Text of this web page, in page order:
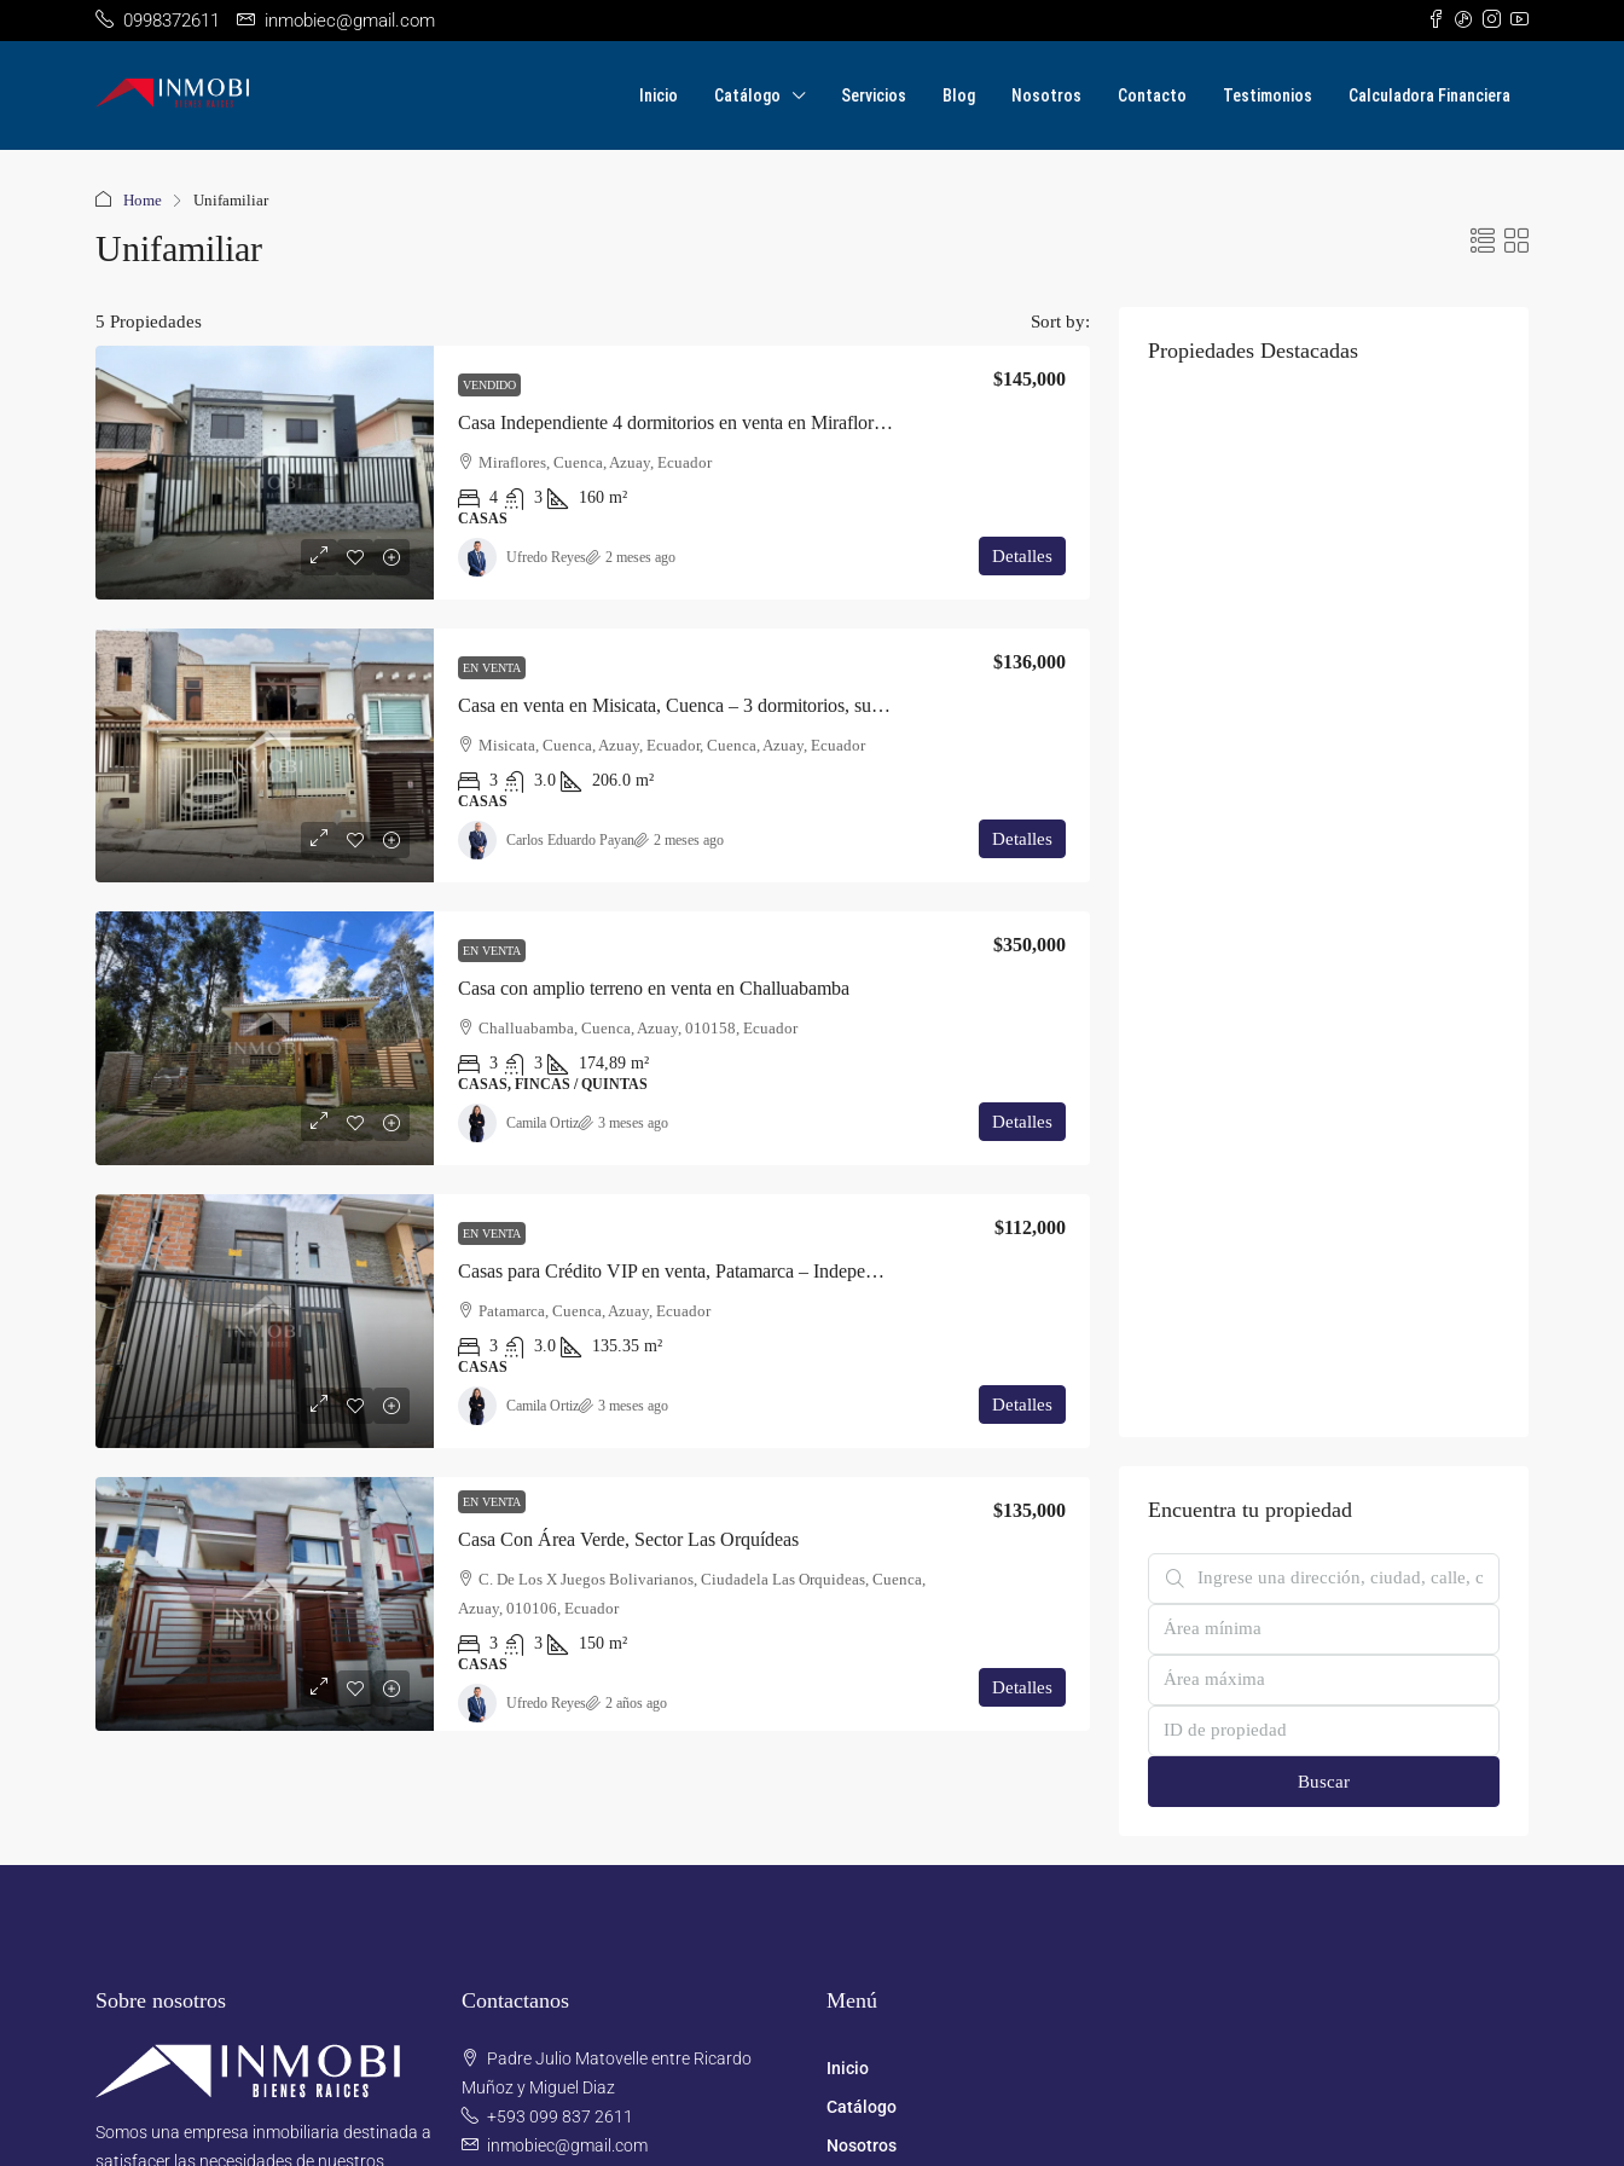
0998372611 inmobiec@gmail.com
Inicio Catálogo Servicios Blog Nosotros Contacto Testimonios Calculadora Financiera
Home Unifamiliar
Unifamiliar
5 Propiedades Sort by:
VENDIDO
Casa Independiente 4 dormitorios en venta en Miraflores, Cuenca
$145,000
Miraflores, Cuenca, Azuay, Ecuador
4
3 160 m²
CASAS
Detalles
Ufredo Reyes 2 meses ago
EN VENTA
Casa en venta en Misicata, Cuenca – 3 dormitorios, subsuelo y zona BBQ
$136,000
Misicata, Cuenca, Azuay, Ecuador, Cuenca, Azuay, Ecuador
3
3.0 206.0 m²
CASAS
Detalles
Carlos Eduardo Payan 2 meses ago
EN VENTA
Casa con amplio terreno en venta en Challuabamba
$350,000
Challuabamba, Cuenca, Azuay, 010158, Ecuador
3
3 174,89 m²
CASAS, FINCAS / QUINTAS
Detalles
Camila Ortiz 3 meses ago
EN VENTA
Casas para Crédito VIP en venta, Patamarca – Independientes y modernas
$112,000
Patamarca, Cuenca, Azuay, Ecuador
3
3.0 135.35 m²
CASAS
Detalles
Camila Ortiz 3 meses ago
EN VENTA
Casa Con Área Verde, Sector Las Orquídeas
$135,000
C. De Los X Juegos Bolivarianos, Ciudadela Las Orquideas, Cuenca,
Azuay, 010106, Ecuador
3
3 150 m²
CASAS
Detalles
Ufredo Reyes 2 años ago
Propiedades Destacadas
Encuentra tu propiedad
Buscar
Sobre nosotros
Somos una empresa inmobiliaria destinada a
satisfacer las necesidades de nuestros
Contactanos
Padre Julio Matovelle entre Ricardo
Muñoz y Miguel Diaz
+593 099 837 2611
inmobiec@gmail.com
Menú
Inicio
Catálogo
Nosotros